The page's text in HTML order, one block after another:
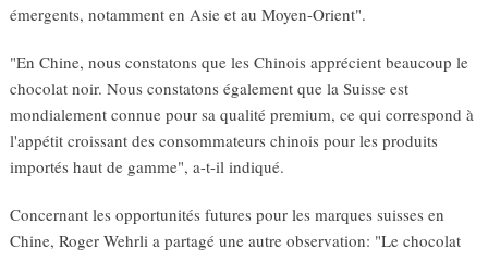
émergents, notamment en Asie et au Moyen-Orient".
"En Chine, nous constatons que les Chinois apprécient beaucoup le
chocolat noir. Nous constatons également que la Suisse est
mondialement connue pour sa qualité premium, ce qui correspond à
l'appétit croissant des consommateurs chinois pour les produits
importés haut de gamme", a-t-il indiqué.
Concernant les opportunités futures pour les marques suisses en
Chine, Roger Wehrli a partagé une autre observation: "Le chocolat